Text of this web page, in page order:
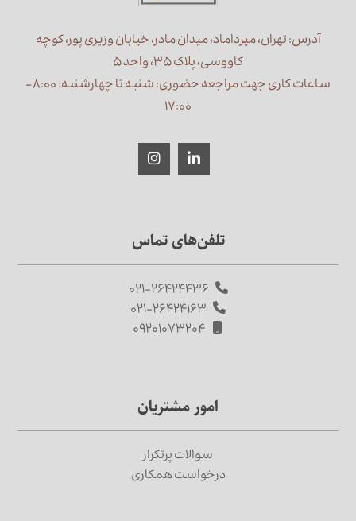
آدرس: تهران، میرداماد، میدان مادر، خیابان وزیری پور، کوچه
کاووسی، پلاک ۳۵، واحد ۵
ساعات کاری جهت مراجعه حضوری: شنبه تا چهارشنبه: ۸:۰۰ –
۱۷:۰۰
تلفن‌های تماس
۰۲۱-۲۶۴۲۴۴۳۶
۰۲۱-۲۶۴۲۴۱۶۳
۰۹۲۰۱۰۷۳۲۰۴
امور مشتریان
سوالات پرتکرار
درخواست همکاری